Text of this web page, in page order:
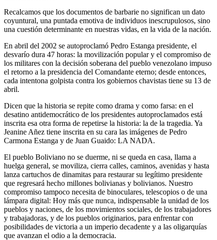
Recalcamos que los documentos de barbarie no significan un dato
coyuntural, una puntada emotiva de individuos inescrupulosos, sino
una cuestión determinante en nuestras vidas, en la vida de la nación.
En abril del 2002 se autoproclamó Pedro Estanga presidente, el
desvarío dura 47 horas: la movilización popular y el compromiso de
los militares con la decisión soberana del pueblo venezolano impuso
el retorno a la presidencia del Comandante eterno; desde entonces,
cada intentona golpista contra los gobiernos chavistas tiene su 13 de
abril.
Dicen que la historia se repite como drama y como farsa: en el
desatino antidemocrático de los presidentes autoproclamados está
inscrita esa otra forma de repetirse la historia: la de la tragedia. Ya
Jeanine Añez tiene inscrita en su cara las imágenes de Pedro
Carmona Estanga y de Juan Guaido: LA NADA.
El pueblo Boliviano no se duerme, ni se queda en casa, llama a
huelga general, se moviliza, cierra calles, caminos, avenidas y hasta
lanza cartuchos de dinamitas para restaurar su legítimo presidente
que regresará hecho millones bolivianas y bolivianos. Nuestro
compromiso tampoco necesita de binoculares, telescopios o de una
lámpara digital: Hoy más que nunca, indispensable la unidad de los
pueblos y naciones, de los movimientos sociales, de los trabajadores
y trabajadoras, y de los pueblos originarios, para enfrentar con
posibilidades de victoria a un imperio decadente y a las oligarquías
que avanzan el odio a la democracia.